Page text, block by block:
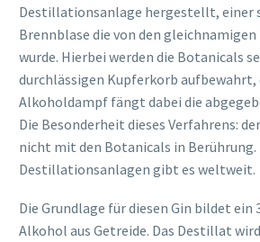
Destillationsanlage hergestellt, einer
Brennblase die von den
wurde. Hierbei werden die Botanicals
durchlässigen Kupferkorb aufbewahrt,
Alkoholdampf fängt dabei die
Die Besonderheit dieses Verfahrens:
nicht mit den Botanicals in Berührung.
Destillationsanlagen gibt es weltweit.
Die Grundlage für diesen Gin bildet
Alkohol aus Getreide. Das Destillat